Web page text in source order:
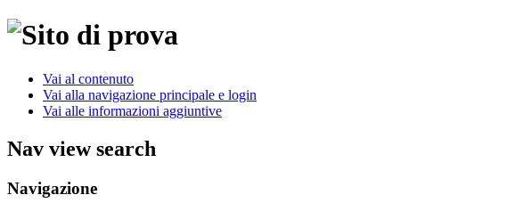
Vai al contenuto
Vai alla navigazione principale e login
Vai alle informazioni aggiuntive
Nav view search
Navigazione